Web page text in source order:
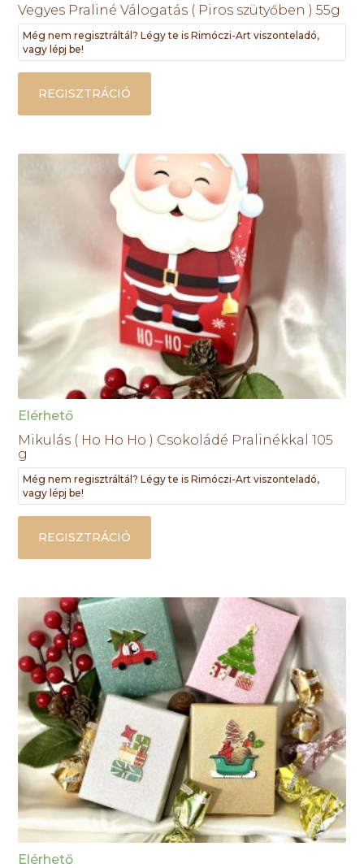
Vegyes Praliné Válogatás ( Piros szütyőben ) 55g
Még nem regisztráltál? Légy te is Rimóczi-Art viszonteladó,
vagy lépj be!
REGISZTRÁCIÓ
Elérhető
Mikulás ( Ho Ho Ho ) Csokoládé Pralinékkal 105
g
Még nem regisztráltál? Légy te is Rimóczi-Art viszonteladó,
vagy lépj be!
REGISZTRÁCIÓ
Elérhető